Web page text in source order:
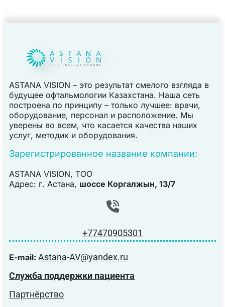
ASTANA VISION – это результат смелого взгляда в
будущее офтальмологии Казахстана. Наша сеть
построена по принципу – только лучшее: врачи,
оборудование, персонал и расположение. Мы
уверены во всем, что касается качества наших
услуг, методик и оборудования.
Зарегистрированное название компании:
ASTANA VISION, TOO
Адрес: г. Астана, шоссе Коргалжын, 13/7
+77470905301
E-mail: Astana-AV@yandex.ru
Служба поддержки пациента
Партнёрство